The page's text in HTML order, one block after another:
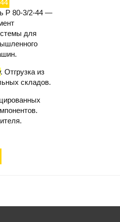
Р 80-3/2-44 —
для
. Отгрузка из
складов.